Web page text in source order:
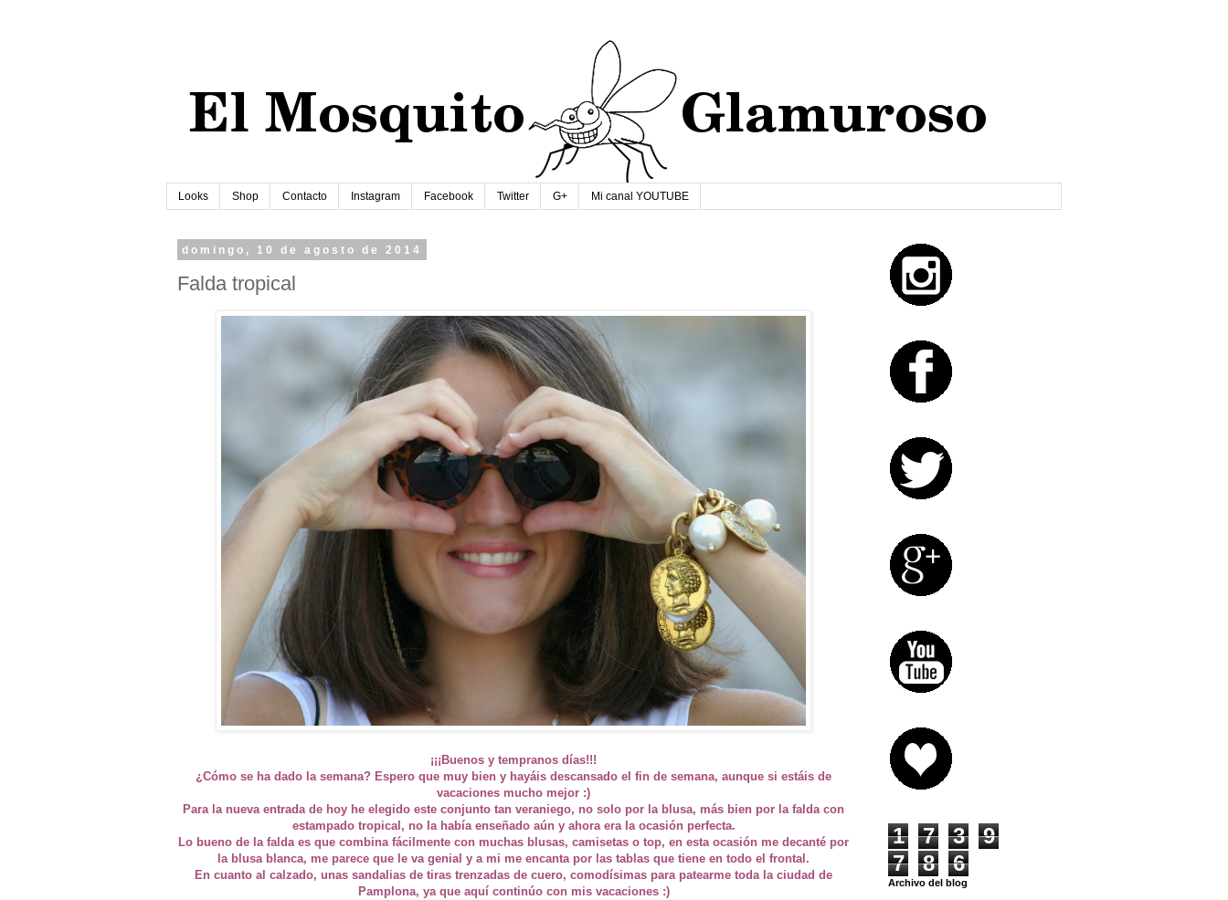
Looks Shop Contacto Instagram Facebook Twitter G+ Mi canal YOUTUBE
domingo, 10 de agosto de 2014
Falda tropical
¡¡¡Buenos y tempranos días!!!
¿Cómo se ha dado la semana? Espero que muy bien y hayáis descansado el fin de semana, aunque si estáis de
vacaciones mucho mejor :)
Para la nueva entrada de hoy he elegido este conjunto tan veraniego, no solo por la blusa, más bien por la falda con
estampado tropical, no la había enseñado aún y ahora era la ocasión perfecta.
Lo bueno de la falda es que combina fácilmente con muchas blusas, camisetas o top, en esta ocasión me decanté por
la blusa blanca, me parece que le va genial y a mi me encanta por las tablas que tiene en todo el frontal.
En cuanto al calzado, unas sandalias de tiras trenzadas de cuero, comodísimas para patearme toda la ciudad de
Pamplona, ya que aquí continúo con mis vacaciones :)
1 7 3
9
7
8 6
Archivo del blog